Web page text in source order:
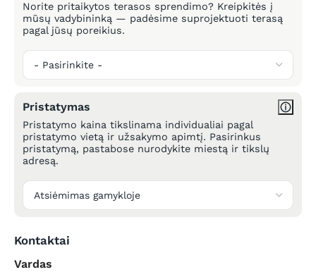
Norite pritaikytos terasos sprendimo? Kreipkitės į
mūsų vadybininką — padėsime suprojektuoti terasą
pagal jūsų poreikius.
Pristatymas
Pristatymo kaina tikslinama individualiai pagal
pristatymo vietą ir užsakymo apimtį. Pasirinkus
pristatymą, pastabose nurodykite miestą ir tikslų
adresą.
Kontaktai
Vardas